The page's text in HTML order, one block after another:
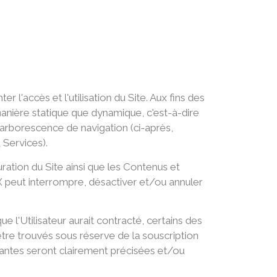
l'accès et l'utilisation du Site. Aux fins des
statique que dynamique, c'est-à-dire
de navigation (ci-après,
du Site ainsi que les Contenus et
peut interrompre, désactiver et/ou annuler
l'Utilisateur aurait contracté, certains des
trouvés sous réserve de la souscription
seront clairement précisées et/ou